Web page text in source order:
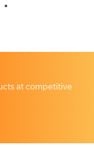
professional